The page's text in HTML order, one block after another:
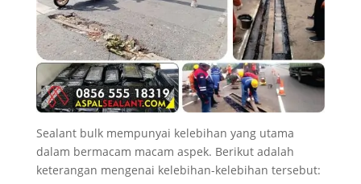
Sealant bulk mempunyai kelebihan yang utama
dalam bermacam macam aspek. Berikut adalah
keterangan mengenai kelebihan-kelebihan tersebut: